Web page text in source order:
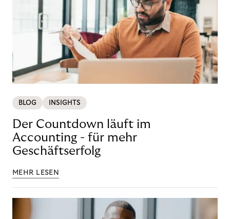
BLOG INSIGHTS
Der Countdown läuft im
Accounting - für mehr
Geschäftserfolg
MEHR LESEN